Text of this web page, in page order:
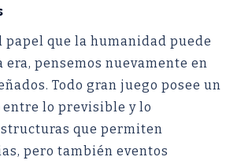
papel que la humanidad puede
pensemos nuevamente en
Todo gran juego posee un
lo previsible y lo
que permiten
pero también eventos